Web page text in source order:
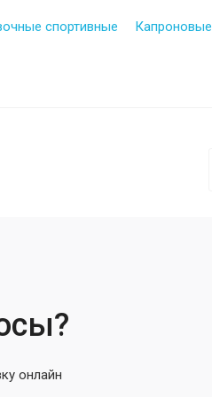
спортивные Капроновые
онлайн